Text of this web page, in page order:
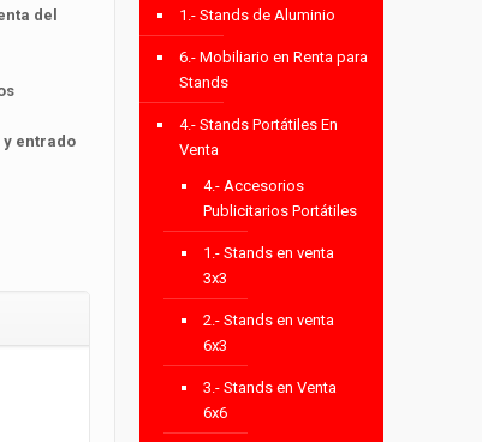
del
y entrado
1.- Stands de Aluminio
6.- Mobiliario en Renta para
Stands
4.- Stands Portátiles En
Venta
4.- Accesorios
Publicitarios Portátiles
1.- Stands en venta
3x3
2.- Stands en venta
6x3
3.- Stands en Venta
6x6